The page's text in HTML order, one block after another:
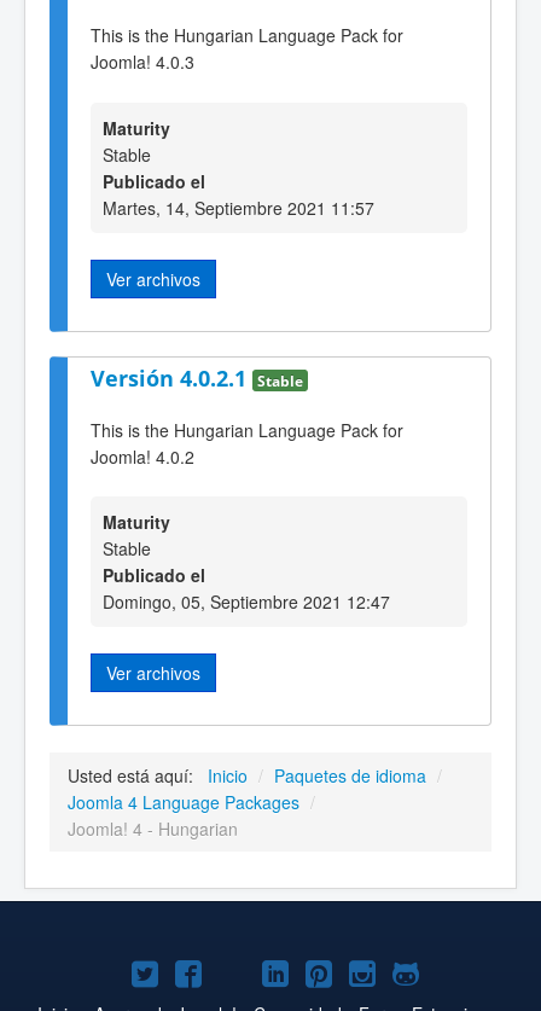
This is the Hungarian Language Pack for
Joomla! 4.0.3
Maturity
Stable
Publicado el
Martes, 14, Septiembre 2021 11:57
Ver archivos
Versión 4.0.2.1 Stable
This is the Hungarian Language Pack for
Joomla! 4.0.2
Maturity
Stable
Publicado el
Domingo, 05, Septiembre 2021 12:47
Ver archivos
Usted está aquí: Inicio / Paquetes de idioma /
Joomla 4 Language Packages /
Joomla! 4 - Hungarian
Joomla!Joomla!Joomla!
Joomla!Joomla!
Joomla!Joomla!